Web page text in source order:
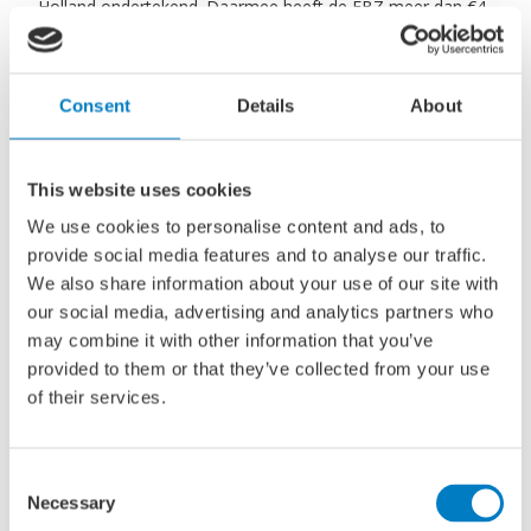
Consent Details About
This website uses cookies
We use cookies to personalise content and ads, to
provide social media features and to analyse our traffic.
We also share information about your use of our site with
our social media, advertising and analytics partners who
may combine it with other information that you’ve
provided to them or that they’ve collected from your use
of their services.
Selection
Necessary
Holland ondertekend. Daarmee heeft de EBZ meer dan €4
miljard aan Groeifondsvoorstellen binnengehaald voor de
Zuid-Holland verder op de kaart te zetten.
” Vele stakeholders in de regio zullen Femke
Brenninkmeijer reeds kennen vanwege haar huidige rol als
voorzitter van het Maritime Delta-programma, het
maritieme innovatieprogramma dat in samenwerking met
vele partners wordt uitgevoerd door InnovationQuarter. In
deze hoedanigheid heeft ze de afgelopen jaren met succes
de regionale maritieme strategie mede vormgegeven en
hiermee cruciale investeringen helpen uitlokken en
huidige voorzitterschap van Maritime Delta overdragen.